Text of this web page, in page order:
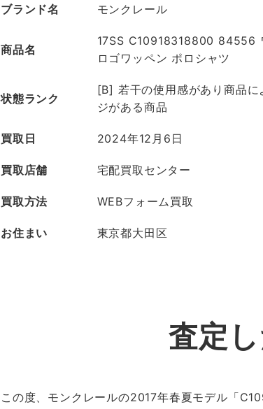
ブランド名 モンクレール
商品名
17SS C10918318800 84556
ロゴワッペン ポロシャツ
状態ランク
[B] 若干の使用感があり商品に
ジがある商品
買取日 2024年12月6日
買取店舗 宅配買取センター
買取方法 WEBフォーム買取
お住まい 東京都大田区
査定
この度、モンクレールの2017年春夏モデル「